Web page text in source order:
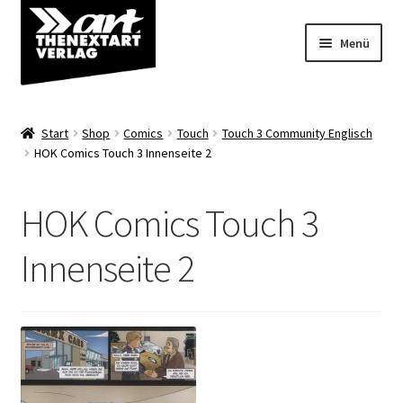
Zur
Navigation
springen
Zum
Inhalt
springen
Menü
Shop
Start Shop Comics Touch
Touch 3 Community Englisch
HOK Comics Touch 3 Innenseite 2
HOK Comics Touch 3
Innenseite 2